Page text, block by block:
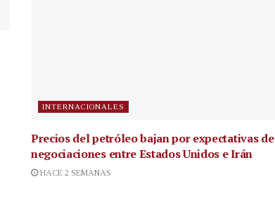
INTERNACIONALES
Precios del petróleo bajan por expectativas de
negociaciones entre Estados Unidos e Irán
HACE 2 SEMANAS